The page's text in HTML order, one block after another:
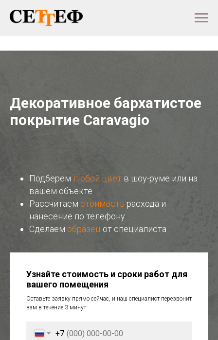
Декоративное бархатистое
покрытие Caravagio
Подберем любой цвет в шоу-руме или на
вашем объекте
Рассчитаем стоимость расхода и
нанесение по телефону
Сделаем образец от специалиста
Узнайте стоимость и сроки работ для
вашего помещения
Оставьте заявку прямо сейчас, и наш специалист перезвонит
вам в течение 3 минут
+7